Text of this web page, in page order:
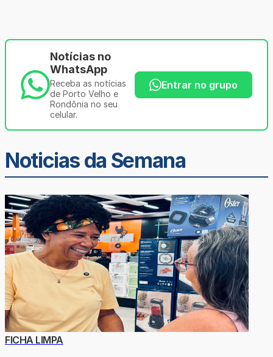
Notícias no
WhatsApp
Receba as notícias
de Porto Velho e
Rondônia no seu
celular.
Entrar no grupo
Noticias da Semana
FICHA LIMPA